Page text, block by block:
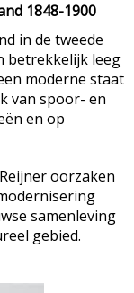
1848-1900
in de tweede
betrekkelijk leeg
moderne staat
van spoor- en
en op
oorzaken
samenleving
gebied.